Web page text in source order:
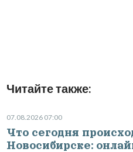
Читайте также:
07.08.2026 07:00
Что сегодня
Новосибирске: